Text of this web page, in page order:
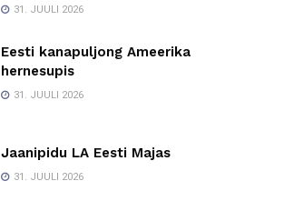
31. JUULI 2026
Eesti kanapuljong Ameerika
hernesupis
31. JUULI 2026
Jaanipidu LA Eesti Majas
31. JUULI 2026